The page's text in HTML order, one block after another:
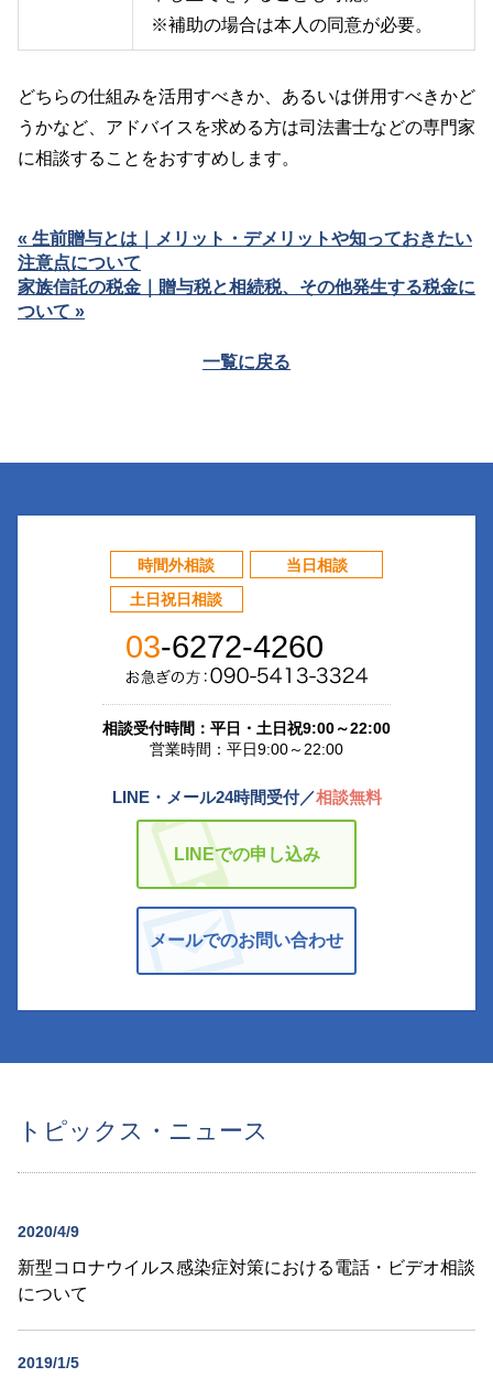
※補助の場合は本人の同意が必要。
どちらの仕組みを活用すべきか、あるいは併用すべきかど
うかなど、アドバイスを求める方は司法書士などの専門家
に相談することをおすすめします。
« 生前贈与とは｜メリット・デメリットや知っておきたい
注意点について
家族信託の税金｜贈与税と相続税、その他発生する税金に
ついて »
一覧に戻る
時間外相談
当日相談
土日祝日相談
03-6272-4260
相談受付時間：平日・土日祝9:00～22:00
営業時間：平日9:00～22:00
LINE・メール24時間受付／相談無料
LINEでの申し込み
メールでのお問い合わせ
トピックス・ニュース
2020/4/9
新型コロナウイルス感染症対策における電話・ビデオ相談
について
2019/1/5